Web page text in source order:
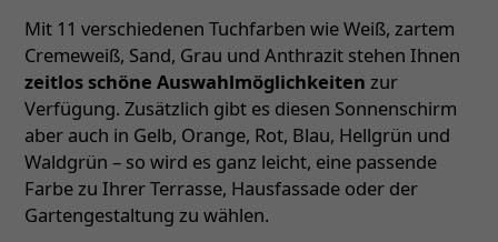
Mit 11 verschiedenen Tuchfarben wie Weiß, zartem
Cremeweiß, Sand, Grau und Anthrazit stehen Ihnen
zeitlos schöne Auswahlmöglichkeiten zur
Verfügung. Zusätzlich gibt es diesen Sonnenschirm
aber auch in Gelb, Orange, Rot, Blau, Hellgrün und
Waldgrün – so wird es ganz leicht, eine passende
Farbe zu Ihrer Terrasse, Hausfassade oder der
Gartengestaltung zu wählen.